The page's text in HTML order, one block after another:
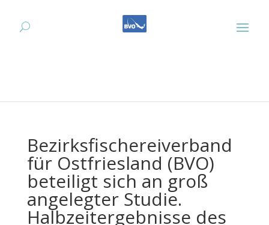
Bezirksfischereiverband
für Ostfriesland (BVO)
beteiligt sich an groß
angelegter Studie.
Halbzeitergebnisse des